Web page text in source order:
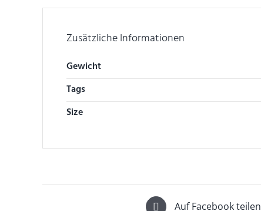
Zusätzliche Informationen
Gewicht
Tags
Size
Auf Facebook teilen